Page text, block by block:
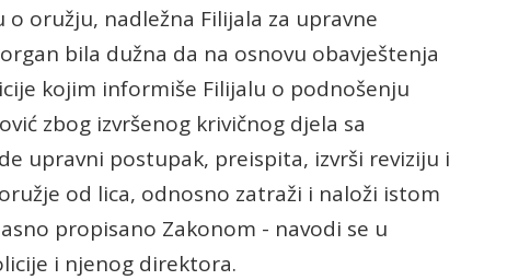
oružju, nadležna Filijala za upravne
bila dužna da na osnovu obavještenja
kojim informiše Filijalu o podnošenju
zbog izvršenog krivičnog djela sa
upravni postupak, preispita, izvrši reviziju i
od lica, odnosno zatraži i naloži istom
propisano Zakonom - navodi se u
i njenog direktora.